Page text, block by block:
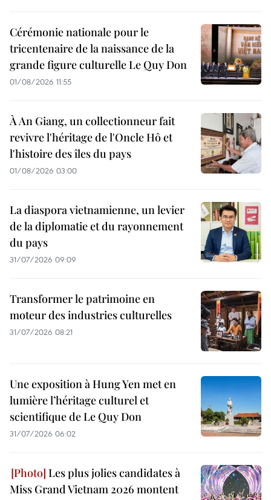
Cérémonie nationale pour le
tricentenaire de la naissance de la
grande figure culturelle Le Quy Don
01/08/2026 11:55
À An Giang, un collectionneur fait
revivre l'héritage de l'Oncle Hô et
l'histoire des îles du pays
01/08/2026 03:00
La diaspora vietnamienne, un levier
de la diplomatie et du rayonnement
du pays
31/07/2026 09:09
Transformer le patrimoine en
moteur des industries culturelles
31/07/2026 08:21
Une exposition à Hung Yen met en
lumière l’héritage culturel et
scientifique de Le Quy Don
31/07/2026 06:02
Les plus jolies candidates à
Miss Grand Vietnam 2026 montent